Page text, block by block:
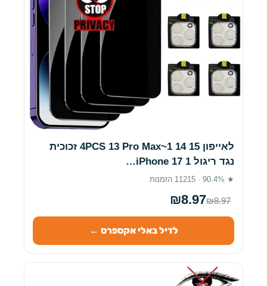
לאייפון 15 14 1~4PCS 13 Pro Max זכוכית
נגד ריגול iPhone 17 1…
★ 90.4% · 11215 הזמנות
₪8.97₪8.97
לדיל באלי אקספרס ←